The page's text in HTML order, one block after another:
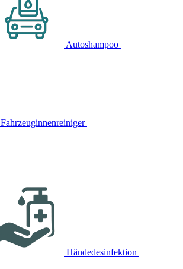
Autoshampoo
Fahrzeuginnenreiniger
Händedesinfektion